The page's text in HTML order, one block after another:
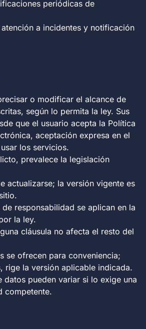
periódicas de
a incidentes y notificación
o modificar el alcance de
según lo permita la ley. Sus
que el usuario acepta la Política
aceptación expresa en el
los servicios.
prevalece la legislación
actualizarse; la versión vigente es
responsabilidad se aplican en la
la ley.
cláusula no afecta el resto del
se ofrecen para conveniencia;
rige la versión aplicable indicada.
datos pueden variar si lo exige una
competente.